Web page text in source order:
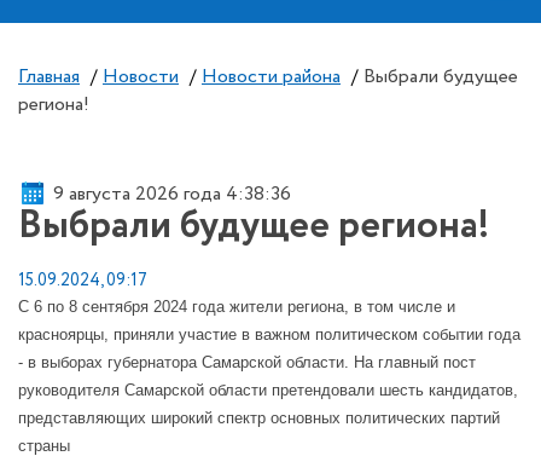
Главная / Новости / Новости района / Выбрали будущее
региона!
9 августа 2026 года 4:38:37
Выбрали будущее региона!
15.09.2024, 09:17
С 6 по 8 сентября 2024 года жители региона, в том числе и
красноярцы, приняли участие в важном политическом событии года
- в выборах губернатора Самарской области. На главный пост
руководителя Самарской области претендовали шесть кандидатов,
представляющих широкий спектр основных политических партий
страны